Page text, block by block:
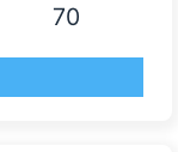
70